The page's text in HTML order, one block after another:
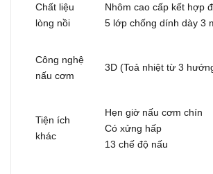
Chất liệu
lòng nồi
Nhôm cao cấp kết hợp
5 lớp chống dính dày 3
Công nghệ
nấu cơm
3D (Toả nhiệt từ 3
Tiện ích
khác
Hẹn giờ nấu cơm chín
Có xửng hấp
13 chế độ nấu